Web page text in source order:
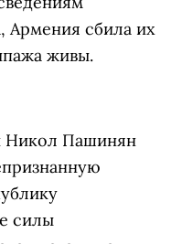
Армения сбила их
живы.
Никол Пашинян
силы